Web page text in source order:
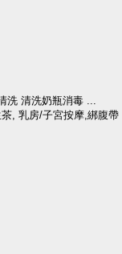
洗 清洗奶瓶消毒 ...
, 乳房/子宮按摩,綁腹帶